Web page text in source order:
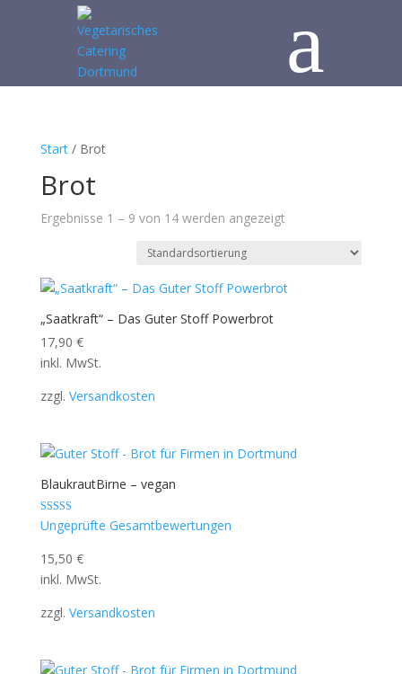
a
Start/ Brot
Brot
Ergebnisse 1 – 9 von 14 werden angezeigt
„Saatkraft“ – Das Guter Stoff Powerbrot
17,90 €
inkl. MwSt.
zzgl. Versandkosten
BlaukrautBirne – vegan
Bewertet mit
5.00
Ungeprüfte Gesamtbewertungen
15,50 €
inkl. MwSt.
zzgl. Versandkosten